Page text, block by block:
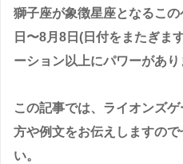
獅子座が象徴星座となるこ
日〜8月8日(日付をまたぎま
ーション以上にパワーがあり
この記事では、ライオンズ
方や例文をお伝えしますの
い。